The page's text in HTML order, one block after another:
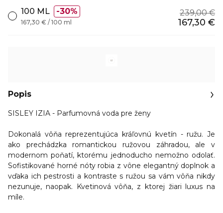
100 ML 30% 239,00 €
167,30 €
167,30 € / 100 ml
Popis
SISLEY IZIA - Parfumovná voda pre ženy
Dokonalá vôňa reprezentujúca kráľovnú kvetín - ružu. Je
ako prechádzka romantickou ružovou záhradou, ale v
modernom poňatí, ktorému jednoducho nemožno odolať.
Sofistikované horné nótyrobia z vône elegantný doplnok a
vďaka ich pestrosti a kontraste s ružou sa vám vôňa nikdy
nezunuje, naopak. Kvetinová vôňa, z ktorej žiari luxus na
míle.